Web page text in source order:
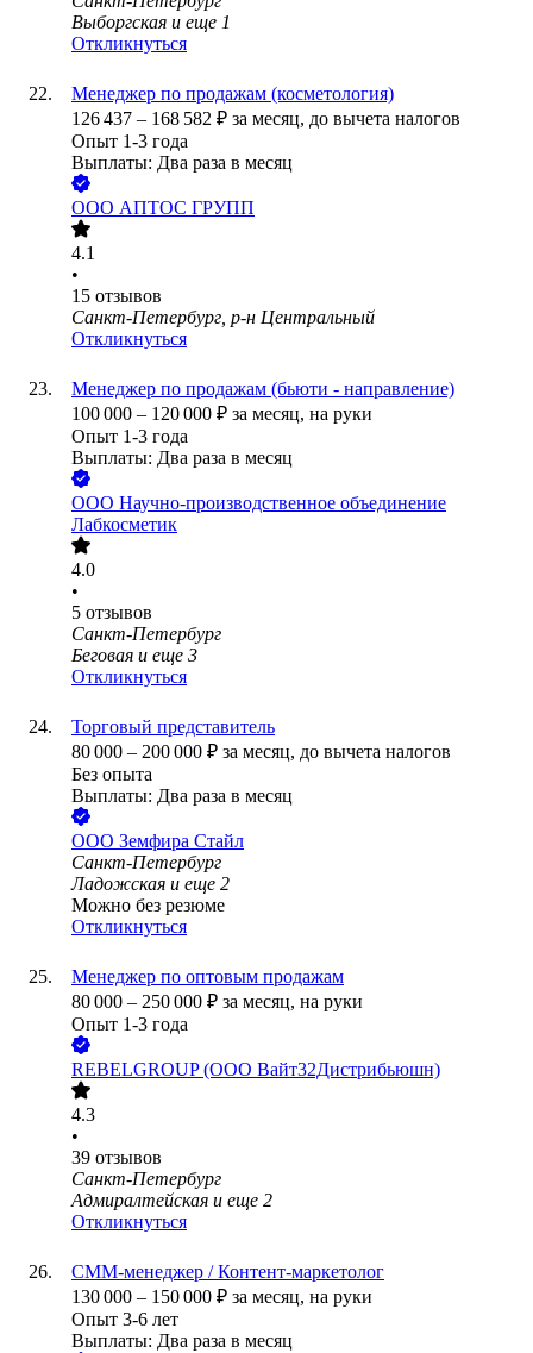
Выборгская и еще 1
Откликнуться
Менеджер по продажам (косметология)
126 437 – 168 582 ₽ за месяц, до вычета налогов
Опыт 1-3 года
Выплаты: Два раза в месяц
ООО АПТОС ГРУПП
4.1
•
15 отзывов
Санкт-Петербург, р-н Центральный
Откликнуться
Менеджер по продажам (бьюти - направление)
100 000 – 120 000 ₽ за месяц, на руки
Опыт 1-3 года
Выплаты: Два раза в месяц
ООО Научно-производственное объединение
Лабкосметик
4.0
•
5 отзывов
Санкт-Петербург
Беговая и еще 3
Откликнуться
Торговый представитель
80 000 – 200 000 ₽ за месяц, до вычета налогов
Без опыта
Выплаты: Два раза в месяц
ООО Земфира Стайл
Санкт-Петербург
Ладожская и еще 2
Можно без резюме
Откликнуться
Менеджер по оптовым продажам
80 000 – 250 000 ₽ за месяц, на руки
Опыт 1-3 года
REBELGROUP (ООО Вайт32Дистрибьюшн)
4.3
•
39 отзывов
Санкт-Петербург
Адмиралтейская и еще 2
Откликнуться
СММ-менеджер / Контент-маркетолог
130 000 – 150 000 ₽ за месяц, на руки
Опыт 3-6 лет
Выплаты: Два раза в месяц